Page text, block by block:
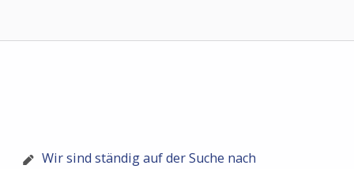
Wir sind ständig auf der Suche nach